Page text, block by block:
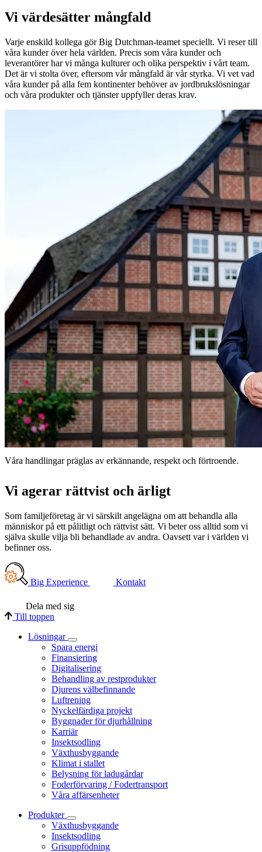
Vi värdesätter mångfald
Varje enskild kollega gör Big Dutchman-teamet speciellt. Vi reser till
våra kunder över hela världen. Precis som våra kunder och
leverantörer har vi många kulturer och olika perspektiv i vårt team.
Det är vi stolta över, eftersom vår mångfald är vår styrka. Vi vet vad
våra kunder på alla fem kontinenter behöver av jordbrukslösningar
och våra produkter och tjänster uppfyller deras krav.
Våra handlingar präglas av erkännande, respekt och förtroende.
Vi agerar rättvist och ärligt
Som familjeföretag är vi särskilt angelägna om att behandla alla
människor på ett pålitligt och rättvist sätt. Vi beter oss alltid som vi
själva skulle vilja bli behandlade av andra. Oavsett var i världen vi
befinner oss.
Big Experience Kontakt
Dela med sig
Till toppen
Lösningar
Spara energi
Finansiering
Digitalisering
Behandling av restprodukter
Djurens välbefinnande
Luftrening
Nyckelfärdiga projekt
Byggnader för djurhållning
Karriär
Insektsodling
Växthusbyggande
Klimat i stallet
Belysning för ladugårdar
Foderförvaring / Fodertransport
Våra affärsenheter
Produkter
Växthusbyggande
Insektsodling
Grisuppfödning